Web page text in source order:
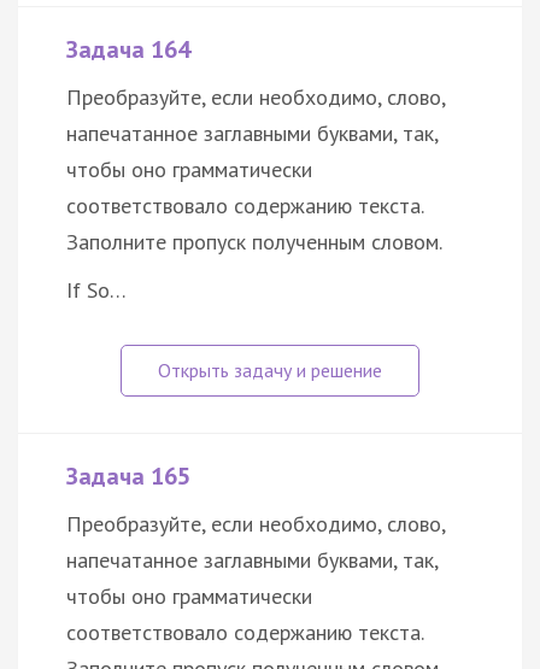
Задача 164
Преобразуйте, если необходимо, слово,
напечатанное заглавными буквами, так,
чтобы оно грамматически
соответствовало содержанию текста.
Заполните пропуск полученным словом.
If So…
Задача 165
Преобразуйте, если необходимо, слово,
напечатанное заглавными буквами, так,
чтобы оно грамматически
соответствовало содержанию текста.